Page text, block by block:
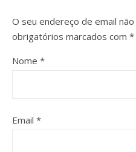
O seu endereço de email
obrigatórios marcados com *
Nome *
Email *